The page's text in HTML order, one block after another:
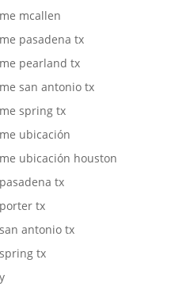
mcallen
pasadena tx
pearland tx
san antonio tx
spring tx
ubicación
ubicación houston
tx
tx
antonio tx
tx